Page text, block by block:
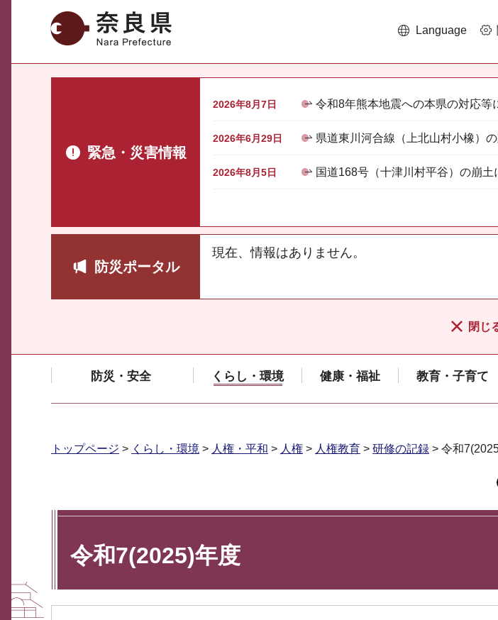
奈良県 Language
緊急・災害情報
2026年8月7日 令和8年熊本地震への本県の対応等
2026年6月29日 県道東川河合線（上北山村小橡）
2026年8月5日 国道168号（十津川村平谷）の崩
防災ポータル
現在、情報はありません。
閉じ
防災・安全 くらし・環境 健康・福祉 教育・子育て
トップページ > くらし・環境 > 人権・平和 > 人権 > 人権教育 > 研修の記録 > 令和
令和7(2025)年度